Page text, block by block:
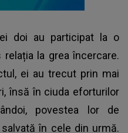
doi au participat la o
la grea încercare.
ei au trecut prin mai
însă în ciuda eforturilor
povestea lor de
în cele din urmă.